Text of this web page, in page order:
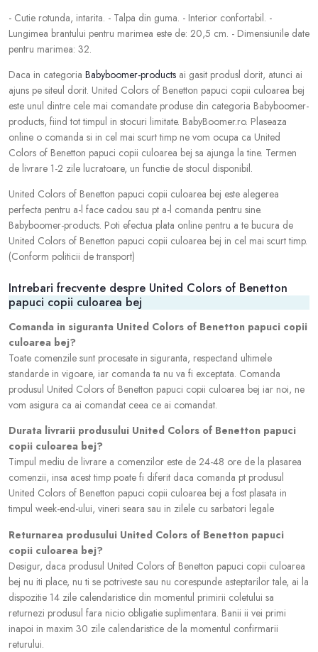
- Cutie rotunda, intarita. - Talpa din guma. - Interior confortabil. -
Lungimea brantului pentru marimea este de: 20,5 cm. - Dimensiunile date
pentru marimea: 32.
Daca in categoria Babyboomer-products ai gasit produsl dorit, atunci ai
ajuns pe siteul dorit. United Colors of Benetton papuci copii culoarea bej
este unul dintre cele mai comandate produse din categoria Babyboomer-
products, fiind tot timpul in stocuri limitate. BabyBoomer.ro. Plaseaza
online o comanda si in cel mai scurt timp ne vom ocupa ca United
Colors of Benetton papuci copii culoarea bej sa ajunga la tine. Termen
de livrare 1-2 zile lucratoare, un functie de stocul disponibil.
United Colors of Benetton papuci copii culoarea bej este alegerea
perfecta pentru a-l face cadou sau pt a-l comanda pentru sine.
Babyboomer-products. Poti efectua plata online pentru a te bucura de
United Colors of Benetton papuci copii culoarea bej in cel mai scurt timp.
(Conform politicii de transport)
Intrebari frecvente despre United Colors of Benetton
papuci copii culoarea bej
Comanda in siguranta United Colors of Benetton papuci copii
culoarea bej?
Toate comenzile sunt procesate in siguranta, respectand ultimele
standarde in vigoare, iar comanda ta nu va fi exceptata. Comanda
produsul United Colors of Benetton papuci copii culoarea bej iar noi, ne
vom asigura ca ai comandat ceea ce ai comandat.
Durata livrarii produsului United Colors of Benetton papuci
copii culoarea bej?
Timpul mediu de livrare a comenzilor este de 24-48 ore de la plasarea
comenzii, insa acest timp poate fi diferit daca comanda pt produsul
United Colors of Benetton papuci copii culoarea bej a fost plasata in
timpul week-end-ului, vineri seara sau in zilele cu sarbatori legale
Returnarea produsului United Colors of Benetton papuci
copii culoarea bej?
Desigur, daca produsul United Colors of Benetton papuci copii culoarea
bej nu iti place, nu ti se potriveste sau nu corespunde asteptarilor tale, ai la
dispozitie 14 zile calendaristice din momentul primirii coletului sa
returnezi produsul fara nicio obligatie suplimentara. Banii ii vei primi
inapoi in maxim 30 zile calendaristice de la momentul confirmarii
returului.